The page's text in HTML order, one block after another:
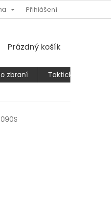
ZBOŽÍ
Přihlášení
NÁKUPNÍ
Prázdný košík
zbraní
Taktické kalhoty